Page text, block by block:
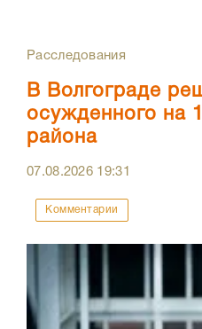
Расследования
В Волгограде
осужденного на
района
07.08.2026 19:31
Комментарии